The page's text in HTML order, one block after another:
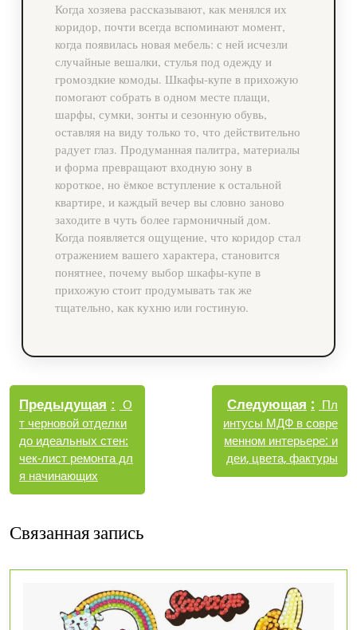
Когда хозяева рассказывают, как менялся их
коридор, почти всегда вспоминают момент,
когда появилась новая мебель: с ней исчезли
случайные вешалки, стулья под одежду и
громоздкие комоды. Шкафы-купе в прихожую
помогают собрать в одном месте плащи,
шарфы, сумки, зонты и сезонную обувь,
оставляя на виду только то, что действительно
радует глаз. Продуманная палитра, материалы
и форма превращают входную зону в
короткое, но ёмкое вступление к остальной
квартире, и каждый вечер вы словно заново
заходите в чуть более гармоничный дом.
Когда появляется ощущение, что коридор стал
отражением вашего характера, становится
понятнее, почему выбор шкафы-купе в
прихожую стоит продумывать так же
тщательно, как кухню или гостиную.
Навигация
по
записям
Предыдущая
Старые
записи
О
т черновой отделки
до идеальных стен:
чек-лист ремонта дл
я начинающих
Следующая
Новые
Пл
интусы МДФ в совре
менном интерьере: и
деи, цвета, фактуры
Связанная запись